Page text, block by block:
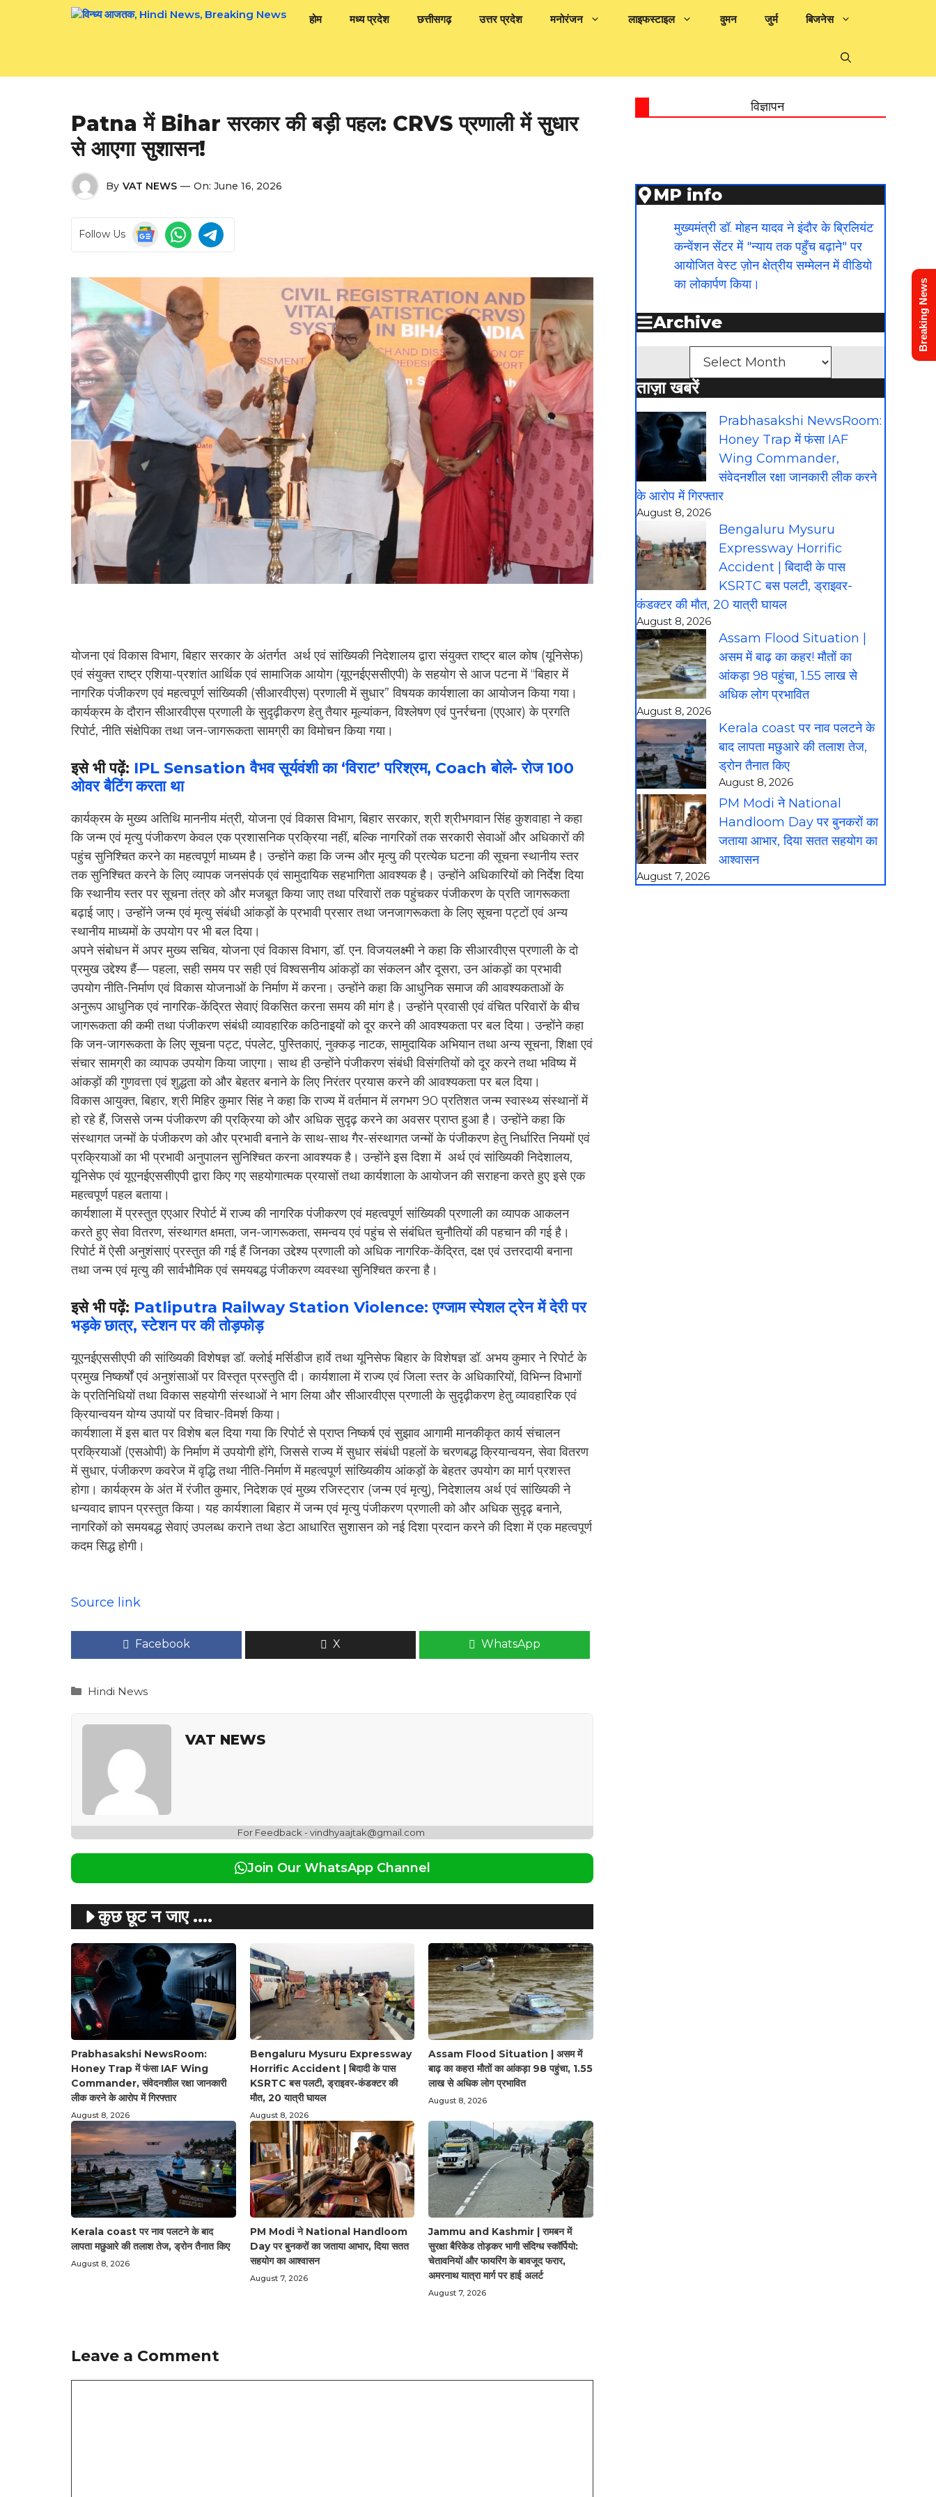
होम मध्य प्रदेश छत्तीसगढ़ उत्तर प्रदेश मनोरंजन लाइफस्टाइल वुमन जुर्म बिजनेस
Patna में Bihar सरकार की बड़ी पहल: CRVS प्रणाली में सुधार
से आएगा सुशासन!
By VAT NEWS — On: June 16, 2026
Follow Us
योजना एवं विकास विभाग, बिहार सरकार के अंतर्गत अर्थ एवं सांख्यिकी निदेशालय द्वारा संयुक्त राष्ट्र बाल कोष (यूनिसेफ)
एवं संयुक्त राष्ट्र एशिया-प्रशांत आर्थिक एवं सामाजिक आयोग (यूएनईएससीएपी) के सहयोग से आज पटना में “बिहार में
नागरिक पंजीकरण एवं महत्वपूर्ण सांख्यिकी (सीआरवीएस) प्रणाली में सुधार” विषयक कार्यशाला का आयोजन किया गया।
कार्यक्रम के दौरान सीआरवीएस प्रणाली के सुदृढ़ीकरण हेतु तैयार मूल्यांकन, विश्लेषण एवं पुनर्रचना (एएआर) के प्रगति
रिपोर्ट, नीति संक्षेपिका तथा जन-जागरूकता सामग्री का विमोचन किया गया।
इसे भी पढ़ें: IPL Sensation वैभव सूर्यवंशी का ‘विराट’ परिश्रम, Coach बोले- रोज 100
ओवर बैटिंग करता था
कार्यक्रम के मुख्य अतिथि माननीय मंत्री, योजना एवं विकास विभाग, बिहार सरकार, श्री श्रीभगवान सिंह कुशवाहा ने कहा
कि जन्म एवं मृत्यु पंजीकरण केवल एक प्रशासनिक प्रक्रिया नहीं, बल्कि नागरिकों तक सरकारी सेवाओं और अधिकारों की
पहुंच सुनिश्चित करने का महत्वपूर्ण माध्यम है। उन्होंने कहा कि जन्म और मृत्यु की प्रत्येक घटना की सूचना स्थानीय स्तर
तक सुनिश्चित करने के लिए व्यापक जनसंपर्क एवं सामुदायिक सहभागिता आवश्यक है। उन्होंने अधिकारियों को निर्देश दिया
कि स्थानीय स्तर पर सूचना तंत्र को और मजबूत किया जाए तथा परिवारों तक पहुंचकर पंजीकरण के प्रति जागरूकता
बढ़ाई जाए। उन्होंने जन्म एवं मृत्यु संबंधी आंकड़ों के प्रभावी प्रसार तथा जनजागरूकता के लिए सूचना पट्टों एवं अन्य
स्थानीय माध्यमों के उपयोग पर भी बल दिया।
अपने संबोधन में अपर मुख्य सचिव, योजना एवं विकास विभाग, डॉ. एन. विजयलक्ष्मी ने कहा कि सीआरवीएस प्रणाली के दो
प्रमुख उद्देश्य हैं— पहला, सही समय पर सही एवं विश्वसनीय आंकड़ों का संकलन और दूसरा, उन आंकड़ों का प्रभावी
उपयोग नीति-निर्माण एवं विकास योजनाओं के निर्माण में करना। उन्होंने कहा कि आधुनिक समाज की आवश्यकताओं के
अनुरूप आधुनिक एवं नागरिक-केंद्रित सेवाएं विकसित करना समय की मांग है। उन्होंने प्रवासी एवं वंचित परिवारों के बीच
जागरूकता की कमी तथा पंजीकरण संबंधी व्यावहारिक कठिनाइयों को दूर करने की आवश्यकता पर बल दिया। उन्होंने कहा
कि जन-जागरूकता के लिए सूचना पट्ट, पंपलेट, पुस्तिकाएं, नुक्कड़ नाटक, सामुदायिक अभियान तथा अन्य सूचना, शिक्षा एवं
संचार सामग्री का व्यापक उपयोग किया जाएगा। साथ ही उन्होंने पंजीकरण संबंधी विसंगतियों को दूर करने तथा भविष्य में
आंकड़ों की गुणवत्ता एवं शुद्धता को और बेहतर बनाने के लिए निरंतर प्रयास करने की आवश्यकता पर बल दिया।
विकास आयुक्त, बिहार, श्री मिहिर कुमार सिंह ने कहा कि राज्य में वर्तमान में लगभग 90 प्रतिशत जन्म स्वास्थ्य संस्थानों में
हो रहे हैं, जिससे जन्म पंजीकरण की प्रक्रिया को और अधिक सुदृढ़ करने का अवसर प्राप्त हुआ है। उन्होंने कहा कि
संस्थागत जन्मों के पंजीकरण को और प्रभावी बनाने के साथ-साथ गैर-संस्थागत जन्मों के पंजीकरण हेतु निर्धारित नियमों एवं
प्रक्रियाओं का भी प्रभावी अनुपालन सुनिश्चित करना आवश्यक है। उन्होंने इस दिशा में अर्थ एवं सांख्यिकी निदेशालय,
यूनिसेफ एवं यूएनईएससीएपी द्वारा किए गए सहयोगात्मक प्रयासों तथा कार्यशाला के आयोजन की सराहना करते हुए इसे एक
महत्वपूर्ण पहल बताया।
कार्यशाला में प्रस्तुत एएआर रिपोर्ट में राज्य की नागरिक पंजीकरण एवं महत्वपूर्ण सांख्यिकी प्रणाली का व्यापक आकलन
करते हुए सेवा वितरण, संस्थागत क्षमता, जन-जागरूकता, समन्वय एवं पहुंच से संबंधित चुनौतियों की पहचान की गई है।
रिपोर्ट में ऐसी अनुशंसाएं प्रस्तुत की गई हैं जिनका उद्देश्य प्रणाली को अधिक नागरिक-केंद्रित, दक्ष एवं उत्तरदायी बनाना
तथा जन्म एवं मृत्यु की सार्वभौमिक एवं समयबद्ध पंजीकरण व्यवस्था सुनिश्चित करना है।
इसे भी पढ़ें: Patliputra Railway Station Violence: एग्जाम स्पेशल ट्रेन में देरी पर
भड़के छात्र, स्टेशन पर की तोड़फोड़
यूएनईएससीएपी की सांख्यिकी विशेषज्ञ डॉ. क्लोई मर्सिडीज हार्वे तथा यूनिसेफ बिहार के विशेषज्ञ डॉ. अभय कुमार ने रिपोर्ट के
प्रमुख निष्कर्षों एवं अनुशंसाओं पर विस्तृत प्रस्तुति दी। कार्यशाला में राज्य एवं जिला स्तर के अधिकारियों, विभिन्न विभागों
के प्रतिनिधियों तथा विकास सहयोगी संस्थाओं ने भाग लिया और सीआरवीएस प्रणाली के सुदृढ़ीकरण हेतु व्यावहारिक एवं
क्रियान्वयन योग्य उपायों पर विचार-विमर्श किया।
कार्यशाला में इस बात पर विशेष बल दिया गया कि रिपोर्ट से प्राप्त निष्कर्ष एवं सुझाव आगामी मानकीकृत कार्य संचालन
प्रक्रियाओं (एसओपी) के निर्माण में उपयोगी होंगे, जिससे राज्य में सुधार संबंधी पहलों के चरणबद्ध क्रियान्वयन, सेवा वितरण
में सुधार, पंजीकरण कवरेज में वृद्धि तथा नीति-निर्माण में महत्वपूर्ण सांख्यिकीय आंकड़ों के बेहतर उपयोग का मार्ग प्रशस्त
होगा। कार्यक्रम के अंत में रंजीत कुमार, निदेशक एवं मुख्य रजिस्ट्रार (जन्म एवं मृत्यु), निदेशालय अर्थ एवं सांख्यिकी ने
धन्यवाद ज्ञापन प्रस्तुत किया। यह कार्यशाला बिहार में जन्म एवं मृत्यु पंजीकरण प्रणाली को और अधिक सुदृढ़ बनाने,
नागरिकों को समयबद्ध सेवाएं उपलब्ध कराने तथा डेटा आधारित सुशासन को नई दिशा प्रदान करने की दिशा में एक महत्वपूर्ण
कदम सिद्ध होगी।
Source link
Facebook X WhatsApp
Categories
Hindi News
VAT NEWS
For Feedback - vindhyaajtak@gmail.com
Join Our WhatsApp Channel
कुछ छूट न जाए ....
Prabhasakshi NewsRoom:
Honey Trap में फंसा IAF Wing
Commander, संवेदनशील रक्षा जानकारी
लीक करने के आरोप में गिरफ्तार
August 8, 2026
Bengaluru Mysuru Expressway
Horrific Accident | बिदादी के पास
KSRTC बस पलटी, ड्राइवर-कंडक्टर की
मौत, 20 यात्री घायल
August 8, 2026
Assam Flood Situation | असम में
बाढ़ का कहर! मौतों का आंकड़ा 98 पहुंचा, 1.55
लाख से अधिक लोग प्रभावित
August 8, 2026
Kerala coast पर नाव पलटने के बाद
लापता मछुआरे की तलाश तेज, ड्रोन तैनात किए
August 8, 2026
PM Modi ने National Handloom
Day पर बुनकरों का जताया आभार, दिया सतत
सहयोग का आश्वासन
August 7, 2026
Jammu and Kashmir | रामबन में
सुरक्षा बैरिकेड तोड़कर भागी संदिग्ध स्कॉर्पियो:
चेतावनियों और फायरिंग के बावजूद फरार,
अमरनाथ यात्रा मार्ग पर हाई अलर्ट
August 7, 2026
Leave a Comment
विज्ञापन
MP info
मुख्यमंत्री डॉ. मोहन यादव ने इंदौर के ब्रिलियंट
कन्वेंशन सेंटर में "न्याय तक पहुँच बढ़ाने" पर
आयोजित वेस्ट ज़ोन क्षेत्रीय सम्मेलन में वीडियो
का लोकार्पण किया।
Archive
ताज़ा खबरें
Prabhasakshi NewsRoom:
Honey Trap में फंसा IAF
Wing Commander,
संवेदनशील रक्षा जानकारी लीक करने
के आरोप में गिरफ्तार
August 8, 2026
Bengaluru Mysuru
Expressway Horrific
Accident | बिदादी के पास
KSRTC बस पलटी, ड्राइवर-
कंडक्टर की मौत, 20 यात्री घायल
August 8, 2026
Assam Flood Situation |
असम में बाढ़ का कहर! मौतों का
आंकड़ा 98 पहुंचा, 1.55 लाख से
अधिक लोग प्रभावित
August 8, 2026
Kerala coast पर नाव पलटने के
बाद लापता मछुआरे की तलाश तेज,
ड्रोन तैनात किए
August 8, 2026
PM Modi ने National
Handloom Day पर बुनकरों का
जताया आभार, दिया सतत सहयोग का
आश्वासन
August 7, 2026
Breaking News